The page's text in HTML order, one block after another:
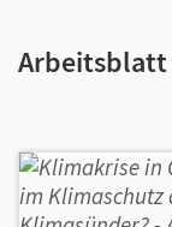
Arbeitsblatt